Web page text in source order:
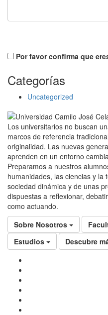
Por favor confirma que
Categorías
Uncategorized
Los universitarios no buscan
marcos de referencia
originalidad. Las nuevas
aprenden en un entorno
Preparamos a nuestros
humanidades, las ciencias y la
sociedad dinámica y de unas
dispuestas a reflexionar,
como actuando.
Sobre Nosotros
Estudios
Descubre